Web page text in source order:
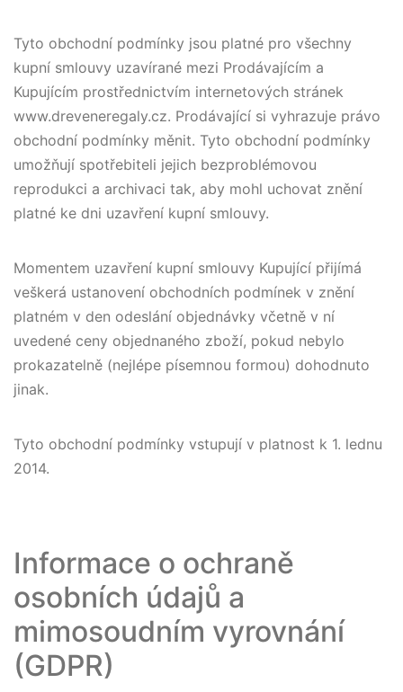
Tyto obchodní podmínky jsou platné pro všechny
kupní smlouvy uzavírané mezi Prodávajícím a
Kupujícím prostřednictvím internetových stránek
www.dreveneregaly.cz. Prodávající si vyhrazuje právo
obchodní podmínky měnit. Tyto obchodní podmínky
umožňují spotřebiteli jejich bezproblémovou
reprodukci a archivaci tak, aby mohl uchovat znění
platné ke dni uzavření kupní smlouvy.
Momentem uzavření kupní smlouvy Kupující přijímá
veškerá ustanovení obchodních podmínek v znění
platném v den odeslání objednávky včetně v ní
uvedené ceny objednaného zboží, pokud nebylo
prokazatelně (nejlépe písemnou formou) dohodnuto
jinak.
Tyto obchodní podmínky vstupují v platnost k 1. lednu
2014.
Informace o ochraně
osobních údajů a
mimosoudním vyrovnání
(GDPR)